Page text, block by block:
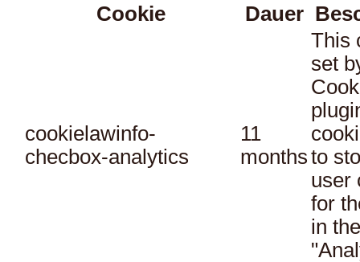
Cookie
Dauer
cookielawinfo-
checbox-analytics
11
months
This
set
to
user
for
in